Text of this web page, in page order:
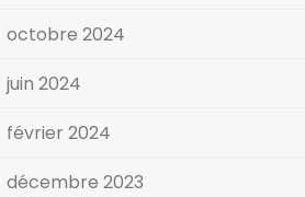
octobre 2024
juin 2024
février 2024
décembre 2023